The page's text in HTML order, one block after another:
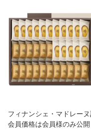
会員価格は会員様のみ公開